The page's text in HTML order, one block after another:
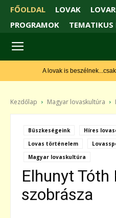
FŐOLDAL LOVAK
PROGRAMOK
TEMATIKUS
A lovak is beszélnek...csak
Kezdőlap Magyar lovaskultúra
Büszkeségeink Híres
Lovas történelem
Magyar lovaskultúra
Elhunyt Tóth
szobrásza